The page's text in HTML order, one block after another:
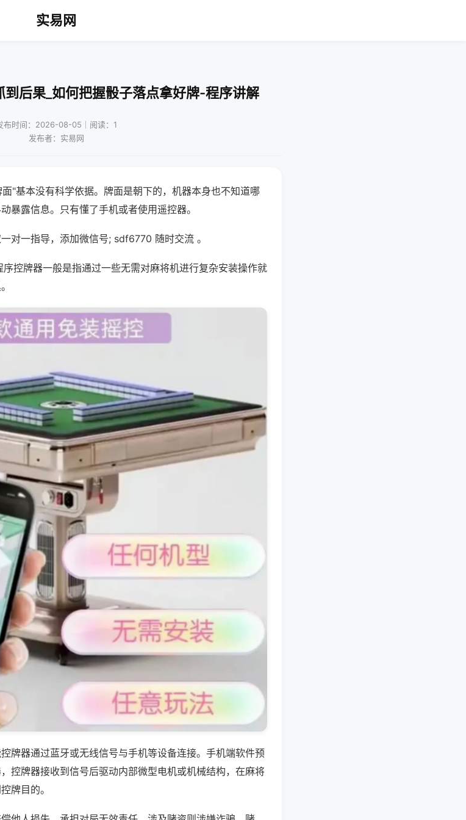
实易网
后果_如何把握骰子落点拿好牌-程序讲解
布时间：2026-08-05｜阅读：1
发布者：实易网
"基本没有科学依据。牌面是朝下的，机器本身也不知道哪
暴露信息。只有懂了手机或者使用遥控器。
对一指导，添加微信号; sdf6770 随时交流 。
控牌器一般是指通过一些无需对麻将机进行复杂安装操作就
牌器通过蓝牙或无线信号与手机等设备连接。手机端软件预
控牌器接收到信号后驱动内部微型电机或机械结构，在麻将
牌目的。